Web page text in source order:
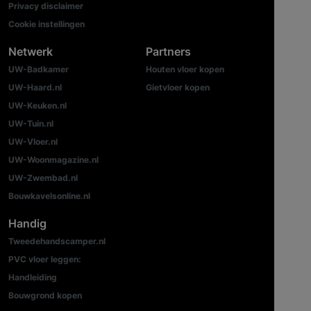
Privacy disclaimer
Cookie instellingen
Netwerk
UW-Badkamer
UW-Haard.nl
UW-Keuken.nl
UW-Tuin.nl
UW-Vloer.nl
UW-Woonmagazine.nl
UW-Zwembad.nl
Bouwkavelsonline.nl
Partners
Houten vloer kopen
Gietvloer kopen
Handig
Tweedehandscamper.nl
PVC vloer leggen:
Handleiding
Bouwgrond kopen